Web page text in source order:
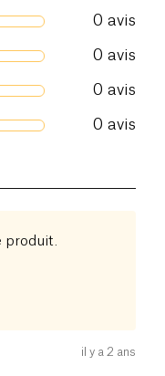
0 avis
0 avis
0 avis
0 avis
produit.
il y a 2 ans